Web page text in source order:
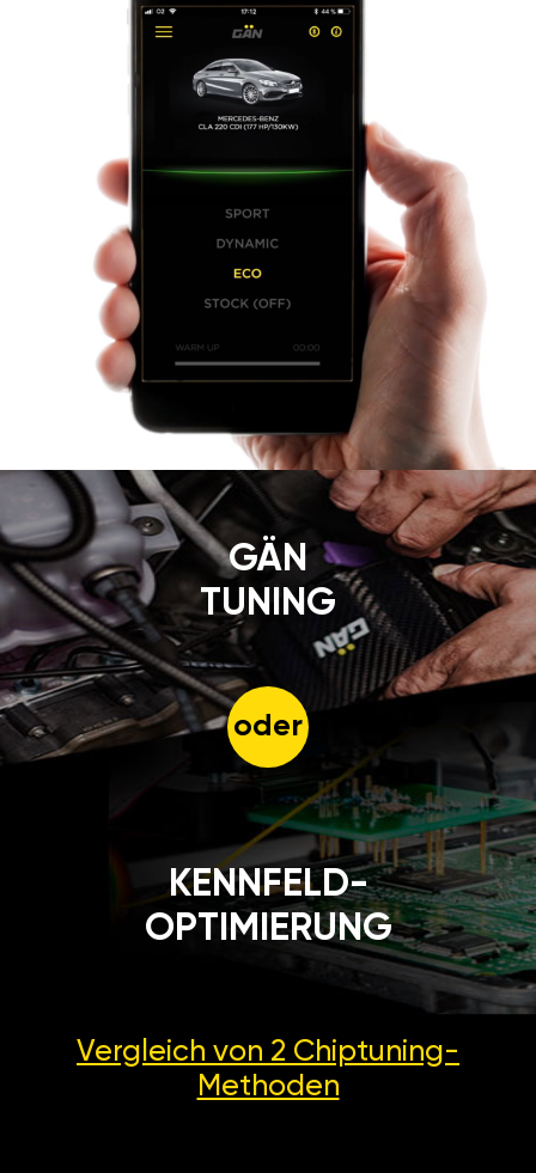
GÄN
TUNING
oder
KENNFELD-
OPTIMIERUNG
Vergleich von 2 Chiptuning-
Methoden